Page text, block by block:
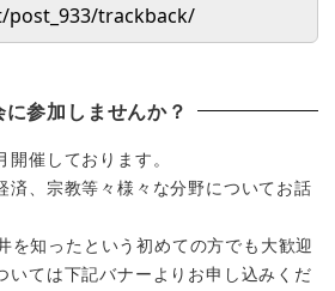
に参加しませんか？
催しております。
済、宗教等々様々な分野についてお話
知ったという初めての方でも大歓迎
いては下記バナーよりお申し込みくだ